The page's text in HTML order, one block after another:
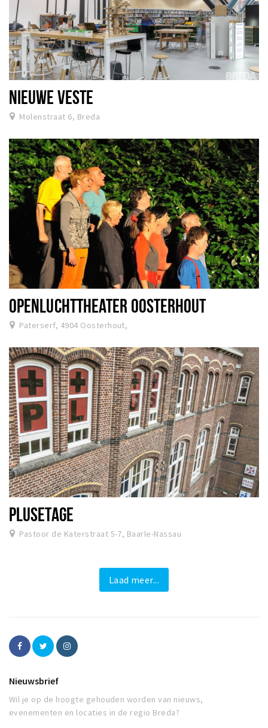
NIEUWE VESTE
Molenstraat 6, Breda
OPENLUCHTTHEATER OOSTERHOUT
Paterserf, 4904 Oosterhout,
PLUSETAGE
Pastoor de Katerstraat 5-7, Baarle-Nassau
Laad meer...
Nieuwsbrief
Wil je op de hoogte gehouden worden van nieuws,
evenementen en locaties in de regio Breda?